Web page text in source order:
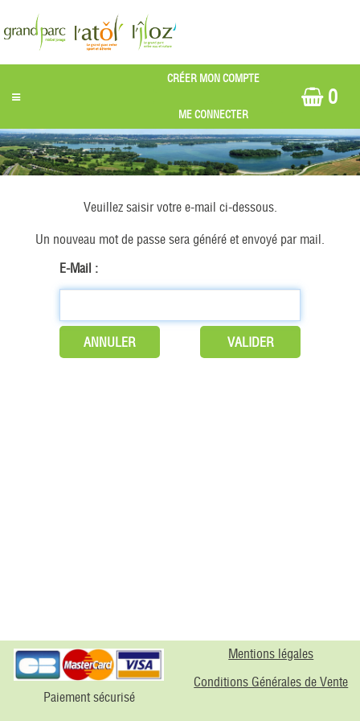
0
Veuillez saisir votre e-mail ci-dessous.
Un nouveau mot de passe sera généré et envoyé par mail.
E-Mail :
Paiement sécurisé
Mentions légales
Conditions Générales de Vente